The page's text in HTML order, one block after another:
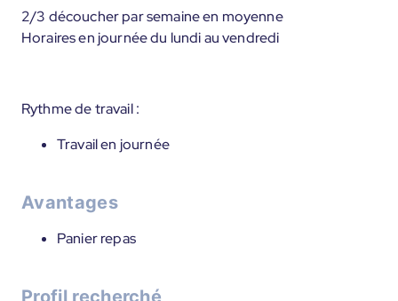
2/3 découcher par semaine en moyenne
Horaires en journée du lundi au vendredi
Rythme de travail :
Travail en journée
Avantages
Panier repas
Profil recherché